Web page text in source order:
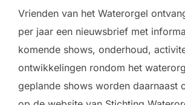
Vrienden van het Waterorgel
per jaar een nieuwsbrief met
komende shows, onderhoud,
ontwikkelingen rondom het
geplande shows worden daarnaast